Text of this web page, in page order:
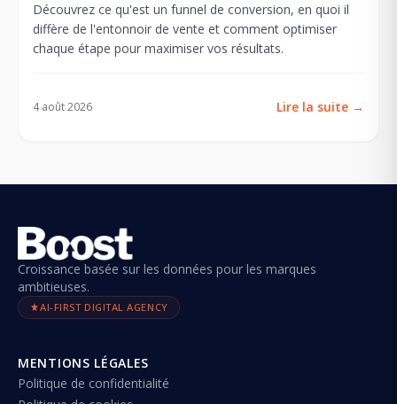
Découvrez ce qu'est un funnel de conversion, en quoi il
diffère de l'entonnoir de vente et comment optimiser
chaque étape pour maximiser vos résultats.
4 août 2026 Lire la suite →
Croissance basée sur les données pour les marques
ambitieuses.
AI-FIRST DIGITAL AGENCY
MENTIONS LÉGALES
Politique de confidentialité